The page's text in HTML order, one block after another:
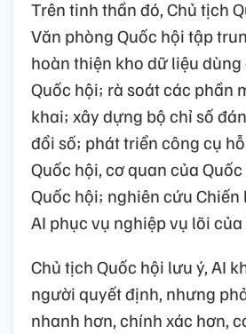
Trên tinh thần đó, Chủ tịch
Văn phòng Quốc hội tập
hoàn thiện kho dữ liệu
Quốc hội; rà soát các phần
khai; xây dựng bộ chỉ số
đổi số; phát triển công cụ
Quốc hội, cơ quan của
Quốc hội; nghiên cứu
AI phục vụ nghiệp vụ lõi của
Chủ tịch Quốc hội lưu ý, AI
người quyết định, nhưng
nhanh hơn, chính xác hơn,